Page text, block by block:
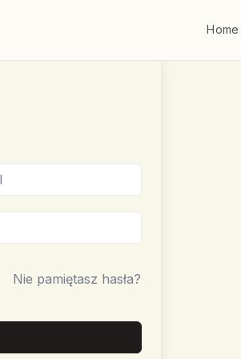
Home
Nie pamiętasz hasła?